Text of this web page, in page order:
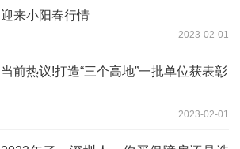
迎来小阳春行情
2023-02-01
当前热议!打造“三个高地”一批单位获表彰
2023-02-01